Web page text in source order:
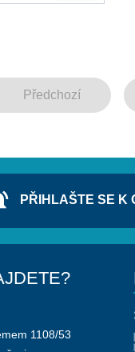
Předchozí
PŘIHLAŠTE SE K
1108/53